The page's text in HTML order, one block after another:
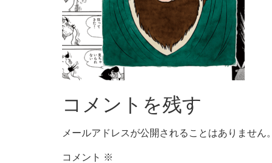
コメントを残す
メールアドレスが公開されることはありません。
コメント ※